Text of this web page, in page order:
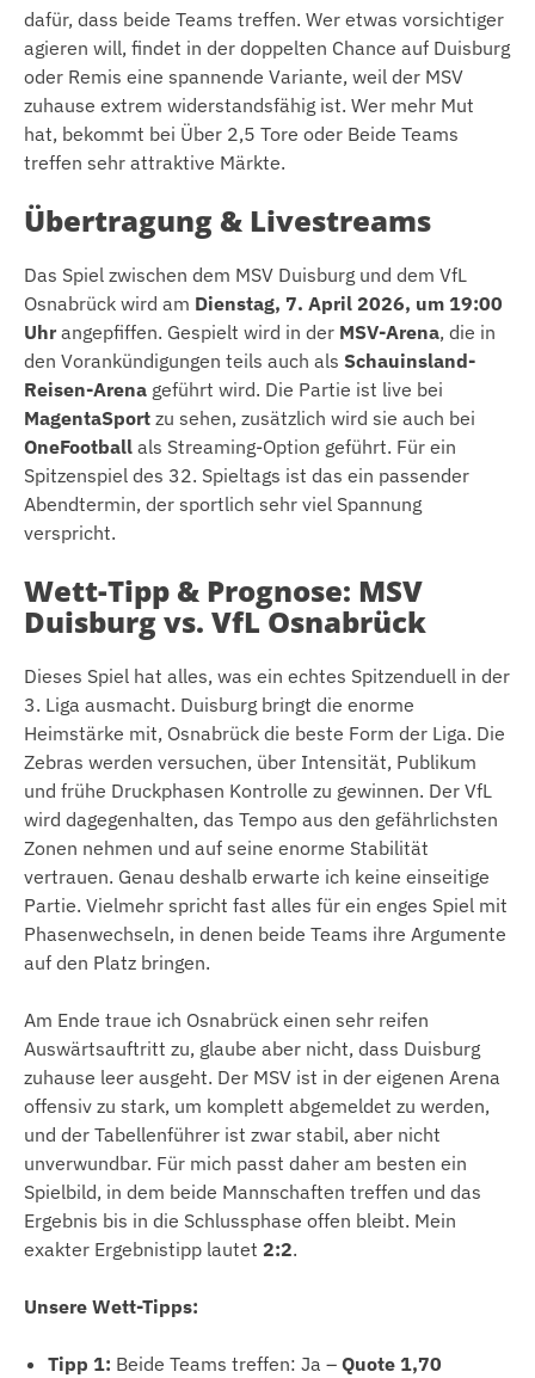
dafür, dass beide Teams treffen. Wer etwas vorsichtiger
agieren will, findet in der doppelten Chance auf Duisburg
oder Remis eine spannende Variante, weil der MSV
zuhause extrem widerstandsfähig ist. Wer mehr Mut
hat, bekommt bei Über 2,5 Tore oder Beide Teams
treffen sehr attraktive Märkte.
Übertragung & Livestreams
Das Spiel zwischen dem MSV Duisburg und dem VfL
Osnabrück wird am Dienstag, 7. April 2026, um 19:00
Uhr angepfiffen. Gespielt wird in der MSV-Arena, die in
den Vorankündigungen teils auch als Schauinsland-
Reisen-Arena geführt wird. Die Partie ist live bei
MagentaSport zu sehen, zusätzlich wird sie auch bei
OneFootball als Streaming-Option geführt. Für ein
Spitzenspiel des 32. Spieltags ist das ein passender
Abendtermin, der sportlich sehr viel Spannung
verspricht.
Wett-Tipp & Prognose: MSV
Duisburg vs. VfL Osnabrück
Dieses Spiel hat alles, was ein echtes Spitzenduell in der
3. Liga ausmacht. Duisburg bringt die enorme
Heimstärke mit, Osnabrück die beste Form der Liga. Die
Zebras werden versuchen, über Intensität, Publikum
und frühe Druckphasen Kontrolle zu gewinnen. Der VfL
wird dagegenhalten, das Tempo aus den gefährlichsten
Zonen nehmen und auf seine enorme Stabilität
vertrauen. Genau deshalb erwarte ich keine einseitige
Partie. Vielmehr spricht fast alles für ein enges Spiel mit
Phasenwechseln, in denen beide Teams ihre Argumente
auf den Platz bringen.
Am Ende traue ich Osnabrück einen sehr reifen
Auswärtsauftritt zu, glaube aber nicht, dass Duisburg
zuhause leer ausgeht. Der MSV ist in der eigenen Arena
offensiv zu stark, um komplett abgemeldet zu werden,
und der Tabellenführer ist zwar stabil, aber nicht
unverwundbar. Für mich passt daher am besten ein
Spielbild, in dem beide Mannschaften treffen und das
Ergebnis bis in die Schlussphase offen bleibt. Mein
exakter Ergebnistipp lautet 2:2.
Unsere Wett-Tipps:
Tipp 1: Beide Teams treffen: Ja – Quote 1,70